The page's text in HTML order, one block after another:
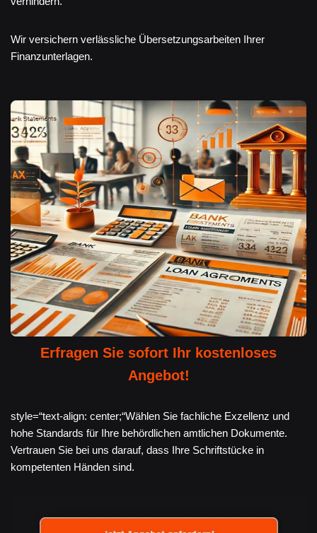
Wir versichern verlässliche Übersetzungsarbeiten Ihrer
Finanzunterlagen.
Erfragen Sie sofort Ihr kostenloses
Angebot!
style=“text-align: center;“Wählen Sie fachliche Exzellenz und
hohe Standards für Ihre behördlichen amtlichen Dokumente.
Vertrauen Sie bei uns darauf, dass Ihre Schriftstücke in
kompetenten Händen sind.